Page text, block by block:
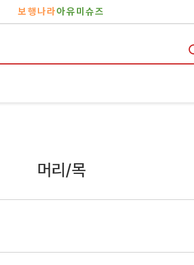
보행나라아유미슈즈
머리/목